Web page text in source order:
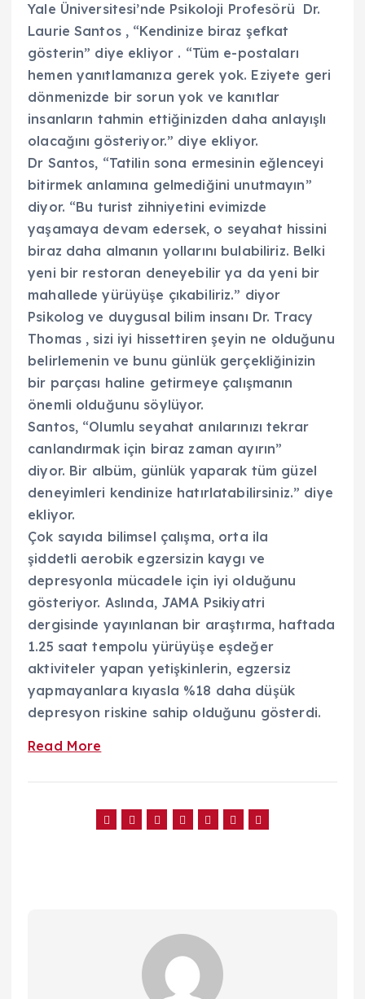
Yale Üniversitesi’nde Psikoloji Profesörü Dr.
Laurie Santos , “Kendinize biraz şefkat
gösterin” diye ekliyor . “Tüm e-postaları
hemen yanıtlamanıza gerek yok. Eziyete geri
dönmenizde bir sorun yok ve kanıtlar
insanların tahmin ettiğinizden daha anlayışlı
olacağını gösteriyor.” diye ekliyor.
Dr Santos, “Tatilin sona ermesinin eğlenceyi
bitirmek anlamına gelmediğini unutmayın”
diyor. “Bu turist zihniyetini evimizde
yaşamaya devam edersek, o seyahat hissini
biraz daha almanın yollarını bulabiliriz. Belki
yeni bir restoran deneyebilir ya da yeni bir
mahallede yürüyüşe çıkabiliriz.” diyor
Psikolog ve duygusal bilim insanı Dr. Tracy
Thomas , sizi iyi hissettiren şeyin ne olduğunu
belirlemenin ve bunu günlük gerçekliğinizin
bir parçası haline getirmeye çalışmanın
önemli olduğunu söylüyor.
Santos, “Olumlu seyahat anılarınızı tekrar
canlandırmak için biraz zaman ayırın”
diyor. Bir albüm, günlük yaparak tüm güzel
deneyimleri kendinize hatırlatabilirsiniz.” diye
ekliyor.
Çok sayıda bilimsel çalışma, orta ila
şiddetli aerobik egzersizin kaygı ve
depresyonla mücadele için iyi olduğunu
gösteriyor. Aslında, JAMA Psikiyatri
dergisinde yayınlanan bir araştırma, haftada
1.25 saat tempolu yürüyüşe eşdeğer
aktiviteler yapan yetişkinlerin, egzersiz
yapmayanlara kıyasla %18 daha düşük
depresyon riskine sahip olduğunu gösterdi.
Read More